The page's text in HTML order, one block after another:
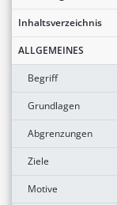
Inhaltsverzeichnis
ALLGEMEINES
Begriff
Grundlagen
Abgrenzungen
Ziele
Motive